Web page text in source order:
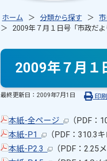
ホーム 分類から探す
2009年７月１日号「市政だよ
2009年７月１
最終更新日： 2009年7月1日 印刷
本紙-全ページ
（PDF：
本紙-P1
（PDF：310.3
本紙-P2.3
（PDF：2.25